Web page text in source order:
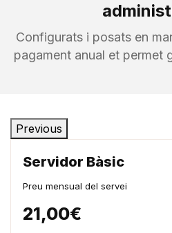
Configurats i posats en
pagament anual et permet
Previous
Servidor Bàsic
Preu mensual del servei
21,00€